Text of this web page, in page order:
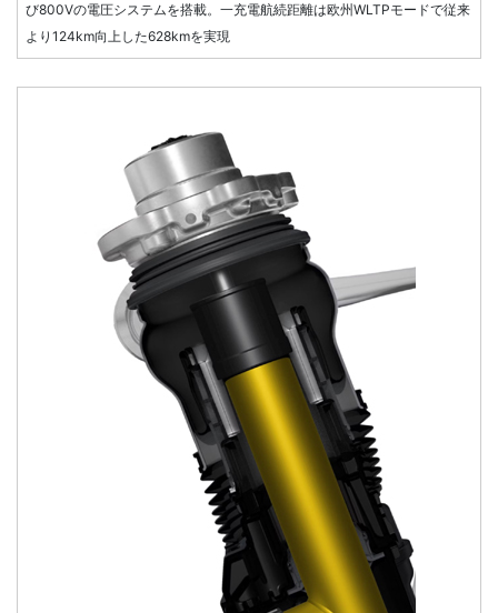
び800Vの電圧システムを搭載。一充電航続距離は欧州WLTPモードで従来
より124km向上した628kmを実現